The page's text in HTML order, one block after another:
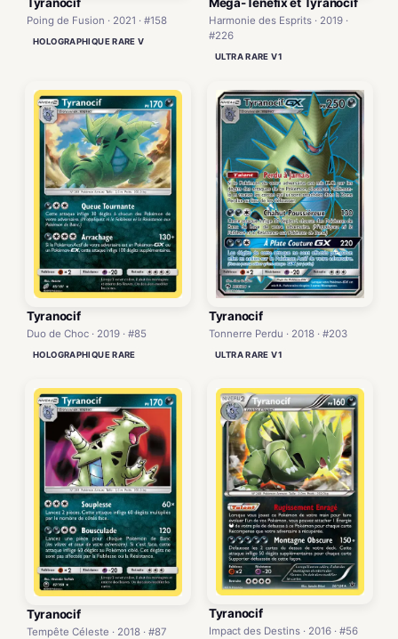
Tyranocif
Poing de Fusion · 2021 · #158
HOLOGRAPHIQUE RARE V
Méga-Ténéfix et Tyranocif
Harmonie des Esprits · 2019 ·
#226
ULTRA RARE V1
Tyranocif
Duo de Choc · 2019 · #85
HOLOGRAPHIQUE RARE
Tyranocif
Tonnerre Perdu · 2018 · #203
ULTRA RARE V1
Tyranocif
Tempête Céleste · 2018 · #87
Tyranocif
Impact des Destins · 2016 · #56